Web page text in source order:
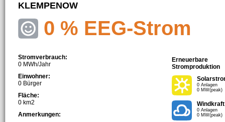
KLEMPENOW
0 % EEG-Strom
Stromverbrauch:
0 MWh/Jahr
Einwohner:
0 Bürger
Fläche:
0 km2
Anmerkungen:
Erneuerbare
Stromproduktion
0 Anlagen
0 MW(peak)
Windkraft
0 Anlagen
0 MW(peak)